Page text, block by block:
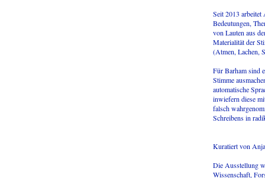
Seit 2013 arbeitet
Bedeutungen,
von Lauten aus
Materialität der
(Atmen, Lachen,
Für Barham sind
Stimme
automatische
inwiefern diese
falsch
Schreibens in
Kuratiert von
Die Ausstellung
Wissenschaft,